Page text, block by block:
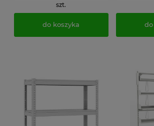
szt.
do koszyka do